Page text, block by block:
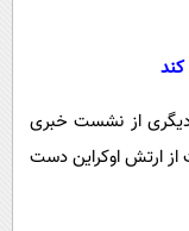
از نشست خبری
از ارتش اوکراین دست